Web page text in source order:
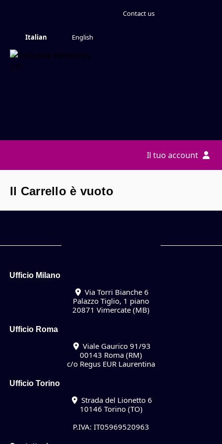
Contact us
Italian English
Il tuo account
Il Carrello è vuoto
Ufficio Milano
Via Torri Bianche 6
Palazzo Tiglio, 1 piano
20871 Vimercate (MB)
Ufficio Roma
Viale Gaurico 91/93
00143 Roma (RM)
c/o Regus EUR Laurentina
Ufficio Torino
Strada del Lionetto 6
10146 Torino (TO)
P.IVA: IT05969520963